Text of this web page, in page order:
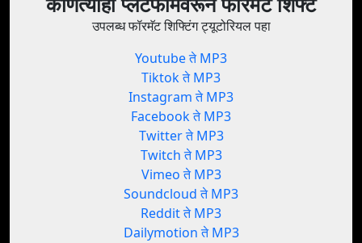
उपलब्ध फॉरमॅट शिफ्टिंग ट्यूटोरियल पहा
Youtube ते MP3
Tiktok ते MP3
Instagram ते MP3
Facebook ते MP3
Twitter ते MP3
Twitch ते MP3
Vimeo ते MP3
Soundcloud ते MP3
Reddit ते MP3
Dailymotion ते MP3